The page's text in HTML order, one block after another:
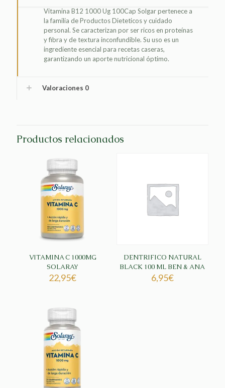
Vitamina B12 1000 Ug 100Cap Solgar pertenece a
la familia de Productos Dieteticos y cuidado
personal. Se caracterizan por ser ricos en proteínas
y fibra y de textura inconfundible. Su uso es un
ingrediente esencial para recetas caseras,
garantizando un aporte nutricional óptimo.
Valoraciones 0
Productos relacionados
VITAMINA C 1000MG
SOLARAY
22,95€
DENTRIFICO NATURAL
BLACK 100 ML BEN & ANA
6,95€